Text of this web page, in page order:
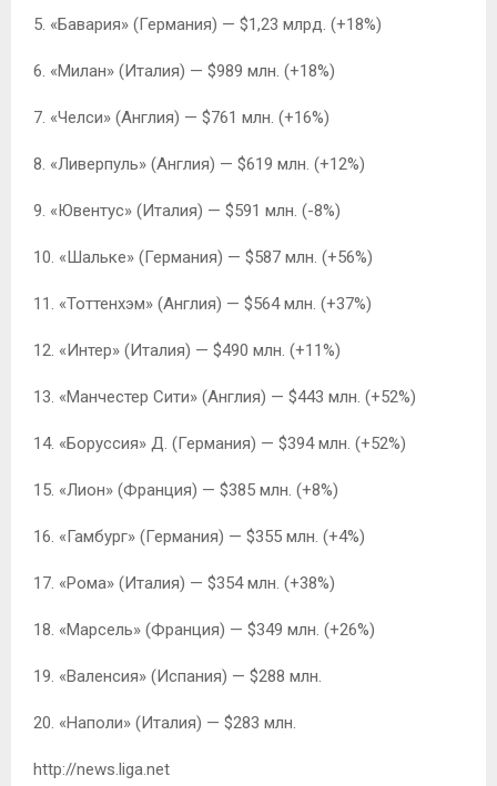
5. «Бавария» (Германия) — $1,23 млрд. (+18%)
6. «Милан» (Италия) — $989 млн. (+18%)
7. «Челси» (Англия) — $761 млн. (+16%)
8. «Ливерпуль» (Англия) — $619 млн. (+12%)
9. «Ювентус» (Италия) — $591 млн. (-8%)
10. «Шальке» (Германия) — $587 млн. (+56%)
11. «Тоттенхэм» (Англия) — $564 млн. (+37%)
12. «Интер» (Италия) — $490 млн. (+11%)
13. «Манчестер Сити» (Англия) — $443 млн. (+52%)
14. «Боруссия» Д. (Германия) — $394 млн. (+52%)
15. «Лион» (Франция) — $385 млн. (+8%)
16. «Гамбург» (Германия) — $355 млн. (+4%)
17. «Рома» (Италия) — $354 млн. (+38%)
18. «Марсель» (Франция) — $349 млн. (+26%)
19. «Валенсия» (Испания) — $288 млн.
20. «Наполи» (Италия) — $283 млн.
http://news.liga.net